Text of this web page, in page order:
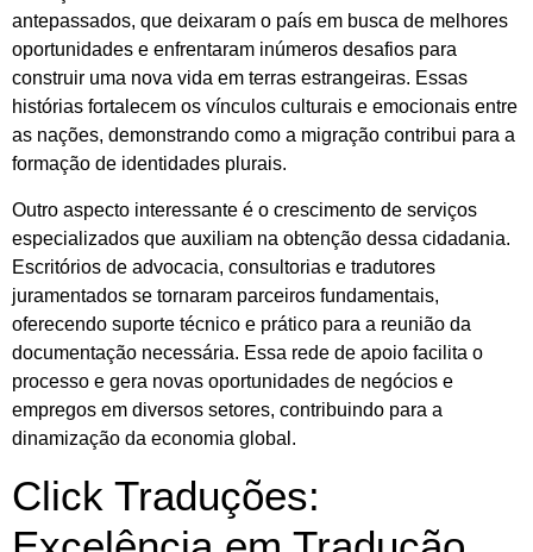
antepassados, que deixaram o país em busca de melhores
oportunidades e enfrentaram inúmeros desafios para
construir uma nova vida em terras estrangeiras. Essas
histórias fortalecem os vínculos culturais e emocionais entre
as nações, demonstrando como a migração contribui para a
formação de identidades plurais.
Outro aspecto interessante é o crescimento de serviços
especializados que auxiliam na obtenção dessa cidadania.
Escritórios de advocacia, consultorias e tradutores
juramentados se tornaram parceiros fundamentais,
oferecendo suporte técnico e prático para a reunião da
documentação necessária. Essa rede de apoio facilita o
processo e gera novas oportunidades de negócios e
empregos em diversos setores, contribuindo para a
dinamização da economia global.
Click Traduções: